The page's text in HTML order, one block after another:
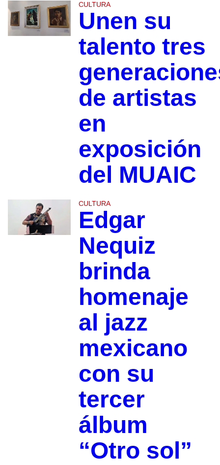
CULTURA
Unen su
talento tres
de artistas
en
exposición
del MUAIC
CULTURA
Edgar
Nequiz
brinda
homenaje
al jazz
mexicano
con su
tercer
álbum
“Otro sol”